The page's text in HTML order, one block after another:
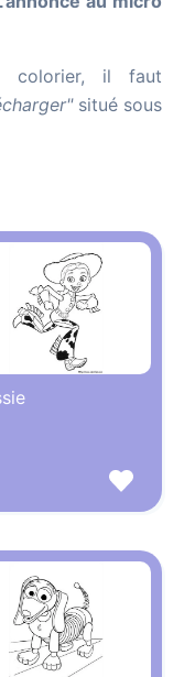
colorier, il faut
situé sous